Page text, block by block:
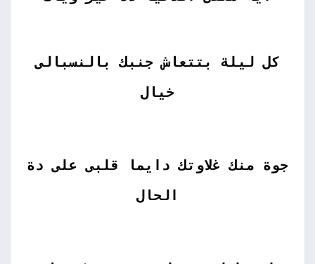
كل ليلة بتتعاش جنبك بالنسبالى
خيال
جوة منك غلاوتك دايما قلبى على دة
الحال